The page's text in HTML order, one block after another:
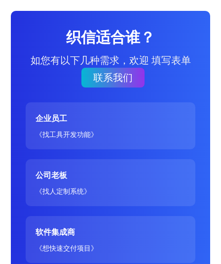
织信适合谁？
如您有以下几种需求，欢迎 填写表单
联系我们
企业员工
《找工具开发功能》
公司老板
《找人定制系统》
软件集成商
《想快速交付项目》